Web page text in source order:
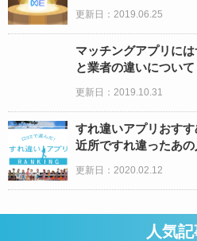
更新日：2019.06.25
マッチングアプリに
と業者の違いについて
更新日：2019.10.31
すれ違いアプリおす
近所ですれ違ったあ
更新日：2020.02.12
人気